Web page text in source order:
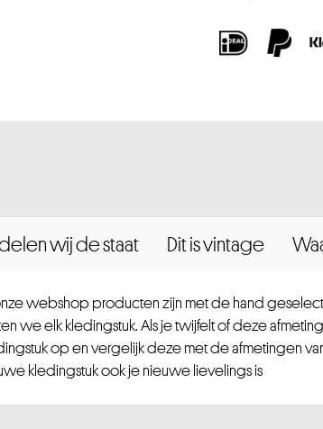
wij de staat Dit is vintage
webshop producten zijn met de hand
we elk kledingstuk. Als je twijfelt of deze
op en vergelijk deze met de afmetingen
kledingstuk ook je nieuwe lievelings is